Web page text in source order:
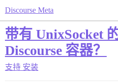
Discourse Meta
带有 UnixSocket
Discourse 容器？
支持 安装